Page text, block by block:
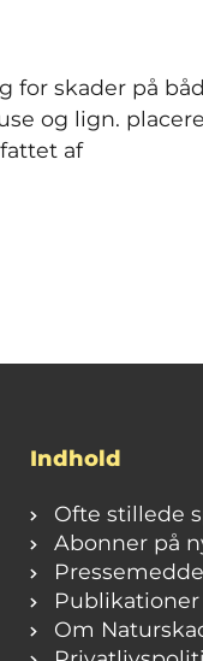
for skader på
og lign.
af
Indhold
Ofte stillede
Abonner på
Publikationer
Om